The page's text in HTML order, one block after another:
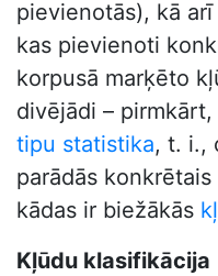
pievienotās), kā
kas pievienoti
korpusā marķēto
divējādi –
tipu statistika, t. i.,
parādās
kādas ir biežākās
Kļūdu klasifikācija